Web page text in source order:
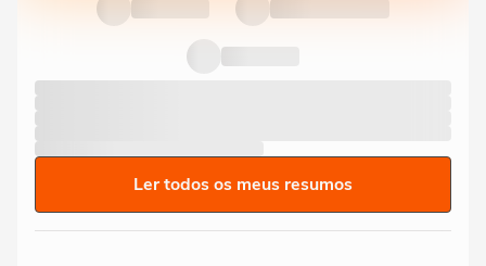
Ler todos os meus resumos